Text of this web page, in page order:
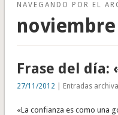
NAVEGANDO POR EL
noviembre
Frase del día:
27/11/2012 | Entradas
«La confianza es como una